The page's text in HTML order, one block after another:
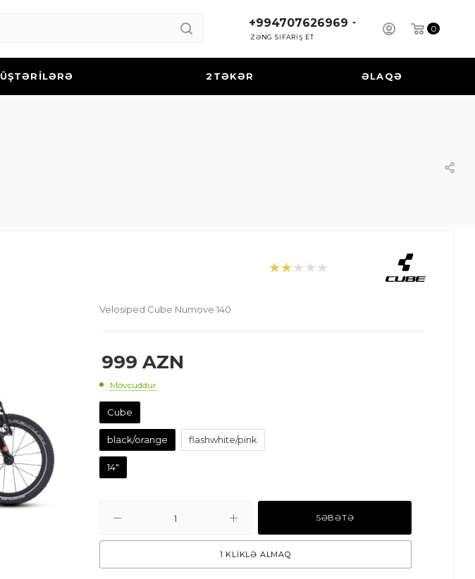
0
+994707626969
ZƏNG SİFARİŞ ET
2TƏKƏR ƏLAQƏ
Velosiped Cube Numove 140
999 AZN
Mövcuddur
Cube
black/orange flashwhite/pink
14"
SƏBƏTƏ
1 KLİKLƏ ALMAQ